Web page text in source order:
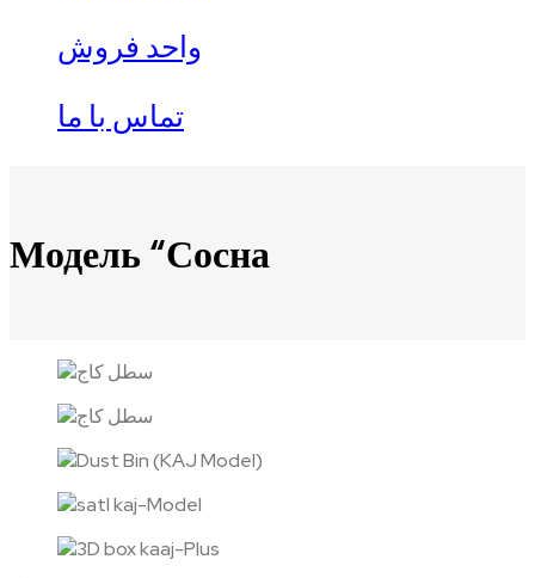
واحد فروش
تماس با ما
Модель “Сосна